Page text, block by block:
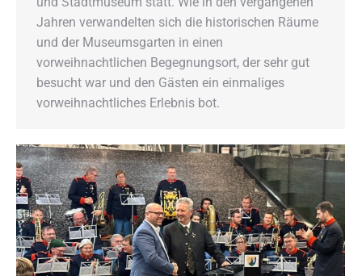
Jahren verwandelten sich die historischen Räume
und der Museumsgarten in einen
vorweihnachtlichen Begegnungsort, der sehr gut
besucht war und den Gästen ein einmaliges
vorweihnachtliches Erlebnis bot.